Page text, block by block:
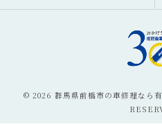
© 2026 群馬県前橋市の車修理なら